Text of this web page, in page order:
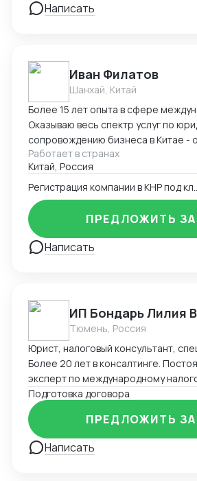
Написать
Иван Филатов
Шанхай, Китай
Более 15 лет опыта в сфере
Оказываю весь спектр услуг по юридическому
сопровождению бизнеса в Китае -
компании с участием граждан
разрешения на работу, миграции
счетов в местном банке,
на въезд до взаимодействия с
службами в Китае, проверки
подготовки и совершения сделок и
обслуживания бизнеса.
Работает в странах
Китай, Россия
Написать
ПРЕДЛОЖИТЬ
ИП Бондарь Лилия
Тюмень, Россия
Юрист, налоговый консультант,
Более 20 лет в консалтинге.
эксперт по международному
применению СОИДН, MLI.
заключений по налогообложению в
иностранных юрисдикциях.
сделок. Анализ условий
интересов клиента в судах,
Подготовка договора
Написать
ПРЕДЛОЖИТЬ